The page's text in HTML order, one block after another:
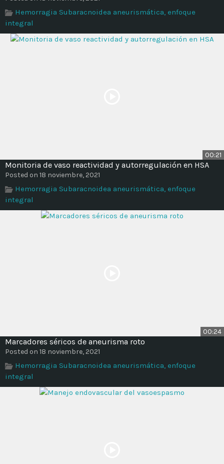
Time
Hemorragia Subaracnoidea aneurismática, enfoque
integral
00:21
Monitoria de vaso reactividad y autorregulación en HSA
Posted on 18 noviembre, 2021
Hemorragia Subaracnoidea aneurismática, enfoque
integral
00:24
Marcadores séricos de aneurisma roto
Posted on 18 noviembre, 2021
Hemorragia Subaracnoidea aneurismática, enfoque
integral